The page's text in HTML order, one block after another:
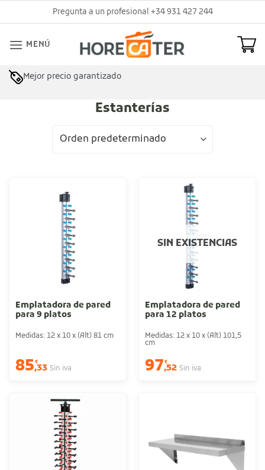
al
Pregunta a un profesional +34 931 427 244
MENÚ
Mejor precio garantizado
Estanterías
Emplatadora de pared
para 9 platos
Medidas: 12 x 10 x (Alt) 81 cm
85€
,33 Sin iva
SIN EXISTENCIAS
Emplatadora de pared
para 12 platos
Medidas: 12 x 10 x (Alt) 101,5
cm
97€
,52 Sin iva